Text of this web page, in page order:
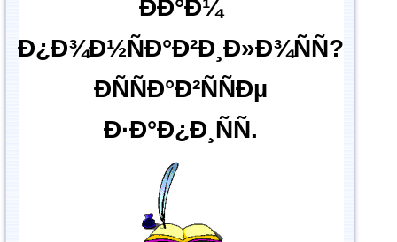
ÐÐ°Ð¼
Ð¿Ð¾Ð½ÑÐ°Ð²Ð¸Ð»Ð¾ÑÑ?
ÐÑÑÐ°Ð²ÑÑÐµ
Ð·Ð°Ð¿Ð¸ÑÑ.